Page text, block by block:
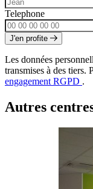
Telephone
J'en profite
Les données
transmises à des tiers.
engagement RGPD .
Autres